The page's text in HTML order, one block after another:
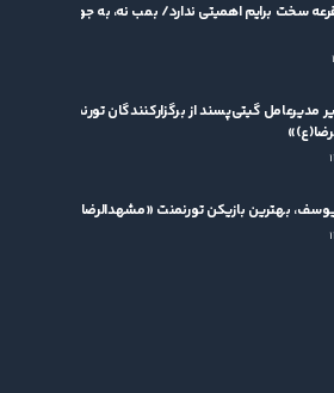
سخت برایم اهمیتی ندارد/ بمب نه، به جوان‌ها بها
مدیرعامل گیتی‌پسند از برگزارکنندگان تورنمنت
بهترین بازیکن تورنمنت «مشهدالرضا(ع)» شد